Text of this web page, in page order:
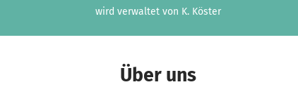
wird verwaltet von K. Köster
Über uns